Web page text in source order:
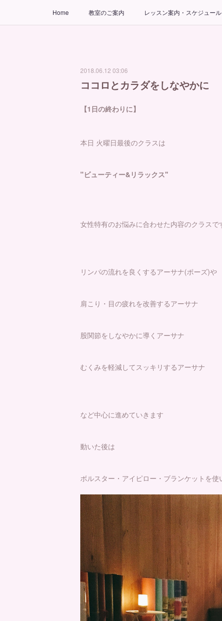
Home 教室のご案内 レッスン案内・スケジュール
2018.06.12 03:06
ココロとカラダをしなやかに
【1日の終わりに】
本日 火曜日最後のクラスは
"ビューティー&リラックス''
女性特有のお悩みに合わせた内容のクラスで
リンパの流れを良くするアーサナ(ポーズ)や
肩こり・目の疲れを改善するアーサナ
股関節をしなやかに導くアーサナ
むくみを軽減してスッキリするアーサナ
など中心に進めていきます
動いた後は
ボルスター・アイピロー・ブランケットを